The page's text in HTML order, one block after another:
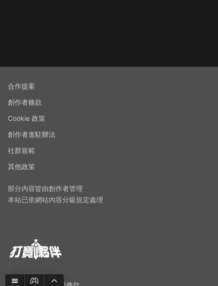
合作提案
創作者條款
Cookie 政策
創作者進駐辦法
社群規範
其他政策
部分內容皆由創作者管理
本站已依網站內容分級規定處理